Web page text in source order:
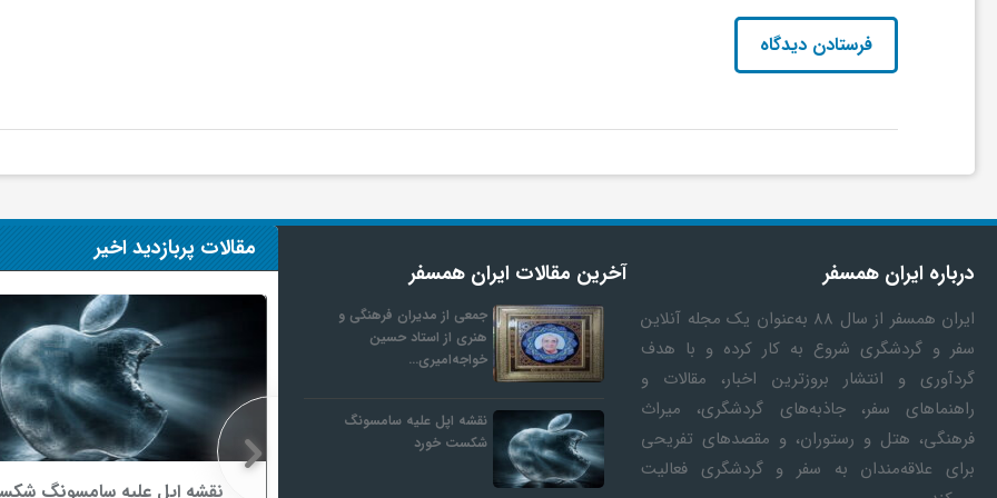
درباره ایران همسفر
ایران همسفر
از سال ۸۸ به‎‌عنوان یک مجله آنلاین
سفر و گردشگری شروع به کار کرده و با هدف
گردآوری و انتشار بروزترین اخبار، مقالات و
راهنماهای سفر، جاذبه‌های گردشگری، میراث
فرهنگی، هتل و رستوران، و مقصدهای تفریحی
برای علاقه‌مندان به سفر و گردشگری فعالیت
آخرین مقالات ایران همسفر
جمعی از مدیران فرهنگی و
هنری از استاد حسین
خواجه‌امیری…
نقشه اپل علیه سامسونگ
شکست خورد
مقالات پربازدید اخیر
مسیر گردشگران اروپایی زیر سایه جمعی از مدیران فرهنگی و هنری از استاد نقشه اپل علیه سامسونگ